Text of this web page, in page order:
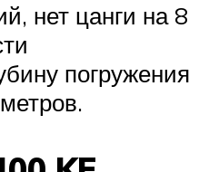
нет цанги на 8
погружения